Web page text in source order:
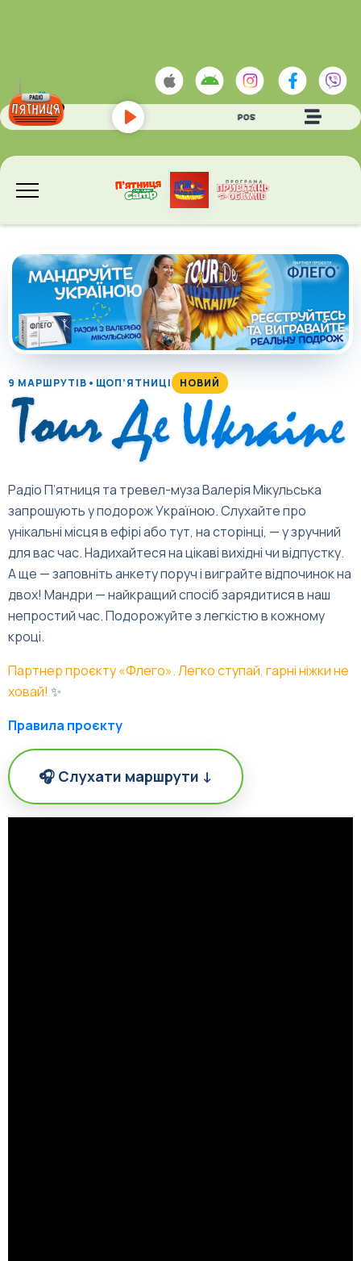
Play
POSITIFF - Спалахи
9 МАРШРУТІВ • ЩОП’ЯТНИЦІ НОВИЙ
Радіо П’ятниця та тревел-муза Валерія Мікульська
запрошують у подорож Україною. Слухайте про
унікальні місця в ефірі або тут, на сторінці, — у зручний
для вас час. Надихайтеся на цікаві вихідні чи відпустку.
А ще — заповніть анкету поруч і виграйте відпочинок на
двох! Мандри — найкращий спосіб зарядитися в наш
непростий час. Подорожуйте з легкістю в кожному
кроці.
Партнер проєкту «Флего». Легко ступай, гарні ніжки не
ховай! ✨
Правила проєкту
🎧 Слухати маршрути ↓